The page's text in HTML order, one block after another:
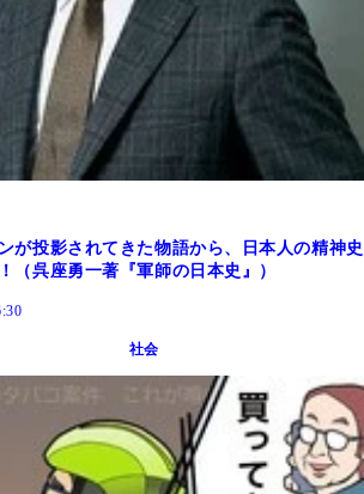
が投影されてきた物語から、日本人の精神史
（呉座勇一著『軍師の日本史』）
社会